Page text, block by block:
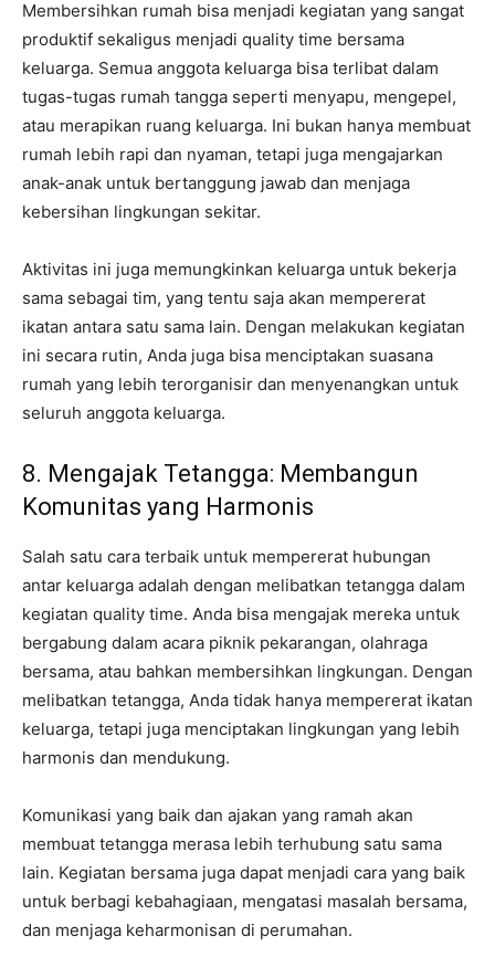
Membersihkan rumah bisa menjadi kegiatan yang sangat
produktif sekaligus menjadi quality time bersama
keluarga. Semua anggota keluarga bisa terlibat dalam
tugas-tugas rumah tangga seperti menyapu, mengepel,
atau merapikan ruang keluarga. Ini bukan hanya membuat
rumah lebih rapi dan nyaman, tetapi juga mengajarkan
anak-anak untuk bertanggung jawab dan menjaga
kebersihan lingkungan sekitar.
Aktivitas ini juga memungkinkan keluarga untuk bekerja
sama sebagai tim, yang tentu saja akan mempererat
ikatan antara satu sama lain. Dengan melakukan kegiatan
ini secara rutin, Anda juga bisa menciptakan suasana
rumah yang lebih terorganisir dan menyenangkan untuk
seluruh anggota keluarga.
8. Mengajak Tetangga: Membangun
Komunitas yang Harmonis
Salah satu cara terbaik untuk mempererat hubungan
antar keluarga adalah dengan melibatkan tetangga dalam
kegiatan quality time. Anda bisa mengajak mereka untuk
bergabung dalam acara piknik pekarangan, olahraga
bersama, atau bahkan membersihkan lingkungan. Dengan
melibatkan tetangga, Anda tidak hanya mempererat ikatan
keluarga, tetapi juga menciptakan lingkungan yang lebih
harmonis dan mendukung.
Komunikasi yang baik dan ajakan yang ramah akan
membuat tetangga merasa lebih terhubung satu sama
lain. Kegiatan bersama juga dapat menjadi cara yang baik
untuk berbagi kebahagiaan, mengatasi masalah bersama,
dan menjaga keharmonisan di perumahan.